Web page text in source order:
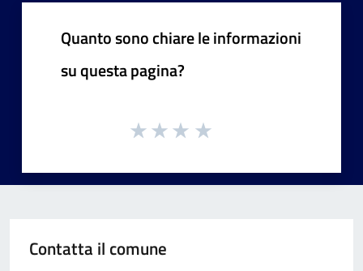
Quanto sono chiare le informazioni
su questa pagina?
Contatta il comune